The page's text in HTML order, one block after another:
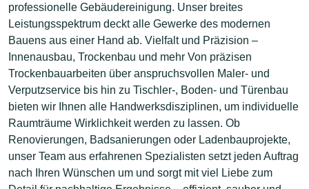
professionelle Gebäudereinigung. Unser breites
Leistungsspektrum deckt alle Gewerke des modernen
Bauens aus einer Hand ab. Vielfalt und Präzision –
Innenausbau, Trockenbau und mehr Von präzisen
Trockenbauarbeiten über anspruchsvollen Maler- und
Verputzservice bis hin zu Tischler-, Boden- und Türenbau
bieten wir Ihnen alle Handwerksdisziplinen, um individuelle
Raumträume Wirklichkeit werden zu lassen. Ob
Renovierungen, Badsanierungen oder Ladenbauprojekte,
unser Team aus erfahrenen Spezialisten setzt jeden Auftrag
nach Ihren Wünschen um und sorgt mit viel Liebe zum